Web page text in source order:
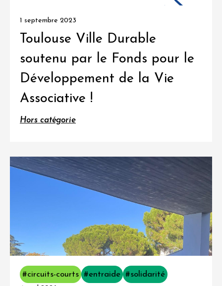
1 septembre 2023
Toulouse Ville Durable
soutenu par le Fonds pour le
Développement de la Vie
Associative !
Hors catégorie
#circuits-courts #entraide #solidarité